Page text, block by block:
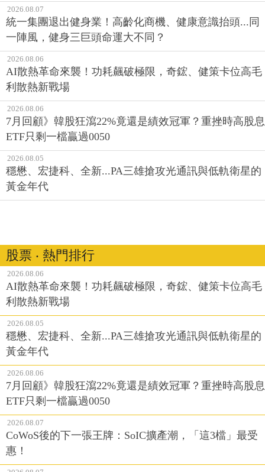
2026.08.07
統一集團退出健身業！高齡化商機、健康意識抬頭...同
一陣風，健身三巨頭命運大不同？
2026.08.06
AI散熱革命來襲！功耗飆破極限，奇鋐、健策卡位高毛
利散熱新戰場
2026.08.06
7月回顧》韓股狂瀉22%竟還是績效冠軍？重挫時高股息
ETF只剩一檔贏過0050
2026.08.05
穩懋、宏捷科、全新...PA三雄搶攻光通訊與低軌衛星的
黃金年代
股票 ‧ 熱門排行
2026.08.06
AI散熱革命來襲！功耗飆破極限，奇鋐、健策卡位高毛
利散熱新戰場
2026.08.05
穩懋、宏捷科、全新...PA三雄搶攻光通訊與低軌衛星的
黃金年代
2026.08.06
7月回顧》韓股狂瀉22%竟還是績效冠軍？重挫時高股息
ETF只剩一檔贏過0050
2026.08.07
CoWoS後的下一張王牌：SoIC擴產潮，「這3檔」最受
惠！